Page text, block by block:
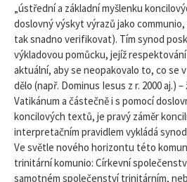
„ústřední a základní myšlenku
doslovný výskyt výrazů jako
tak snadno verifikovat). Tím synod
výkladovou pomůcku, jejíž
aktuální, aby se neopakovalo to, co se
dělo (např. Dominus Iesus z r. 2000 aj.)
Vatikánum a částečně i s pomocí
koncilových textů, je pravý záměr
interpretačním pravidlem vykládá
Ve světle nového horizontu této
trinitární komunio: Církevní
samotném společenství trinitárním,